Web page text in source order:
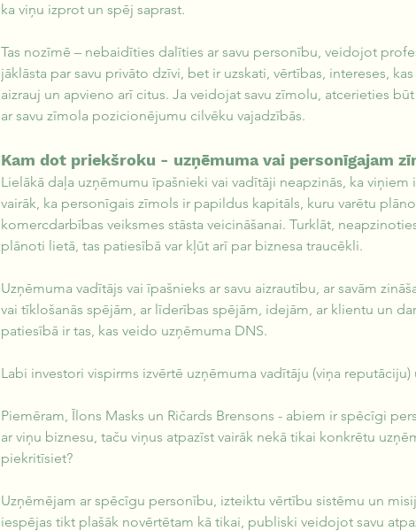
ka viņu izprot un spēj saprast.
Tas nozīmē – nebaidīties dalīties ar savu personību, veidojot
jāklāsta par savu privāto dzīvi, bet ir uzskati, vērtības, intereses,
aizrauj un apvieno arī citus. Ja veidojat savu zīmolu, atcerieties
ar savu zīmola pozicionējumu cilvēku vajadzībās.
Kam dot priekšroku - uzņēmuma vai personīgajam
Lielākā daļa uzņēmumu īpašnieki vai vadītāji neapzinās, ka viņiem
vairāk, ka personīgais zīmols ir papildus kapitāls, kuru varētu
komercdarbības veiksmes stāsta veicināšanai. Turklāt,
plānoti lietā, tas patiesībā var kļūt arī par biznesa traucēkli.
Uzņēmuma vadītājs vai īpašnieks ar savu aizrautību, ar savām
vai tīklošanās spējām, ar līderības spējām, idejām, ar klientu un
patiesībā ir tas, kas veido uzņēmuma DNS.
Labi investori vispirms izvērtē uzņēmuma vadītāju (viņa
Piemēram, Īlons Masks un Ričards Brensons - abiem ir spēcīgi
ar viņu biznesu, taču viņus atpazīst vairāk nekā tikai konkrētu
piekritīsiet?
Uzņēmējam ar spēcīgu personību, izteiktu vērtību sistēmu un
iespējas tikt plašāk novērtētam kā tikai, publiski veidojot savu